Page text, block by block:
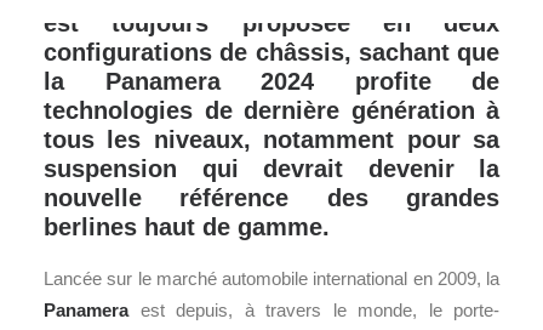
est toujours proposée en deux
configurations de châssis, sachant que
la Panamera 2024 profite de
technologies de dernière génération à
tous les niveaux, notamment pour sa
suspension qui devrait devenir la
nouvelle référence des grandes
berlines haut de gamme.
Lancée sur le marché automobile international en 2009, la
Panameraest depuis, à travers le monde, le porte-